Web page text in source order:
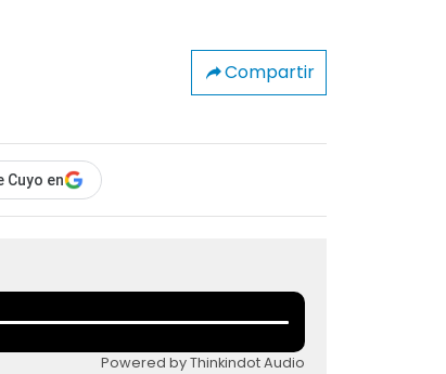
Compartir
Cuyo en
Powered by Thinkindot Audio